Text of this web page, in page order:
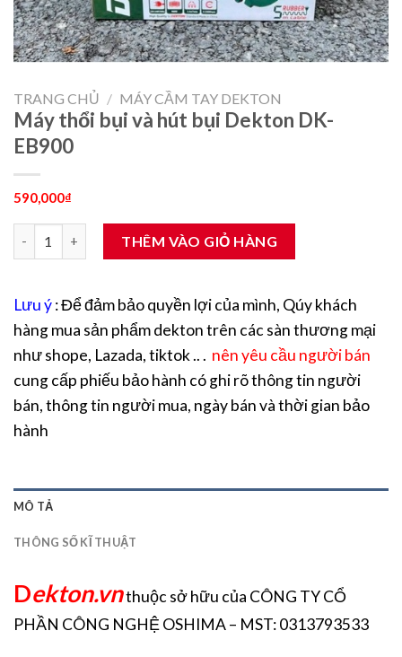
TRANG CHỦ / MÁY CẦM TAY DEKTON
Máy thổi bụi và hút bụi Dekton DK-
EB900
590,000₫
Máy thổi bụi và hút bụi Dekton DK-EB900 số lượng
THÊM VÀO GIỎ HÀNG
Lưu ý: Để đảm bảo quyền lợi của mình, Qúy khách
hàng mua sản phẩm dekton trên các sàn thương mại
như shope, Lazada, tiktok .. . nên yêu cầu người bán
cung cấp phiếu bảo hành có ghi rõ thông tin người
bán, thông tin người mua, ngày bán và thời gian bảo
hành
MÔ TẢ
THÔNG SỐ KĨ THUẬT
Dekton.vnthuộc sở hữu của CÔNG TY CỔ
PHẦN CÔNG NGHỆ OSHIMA – MST: 0313793533